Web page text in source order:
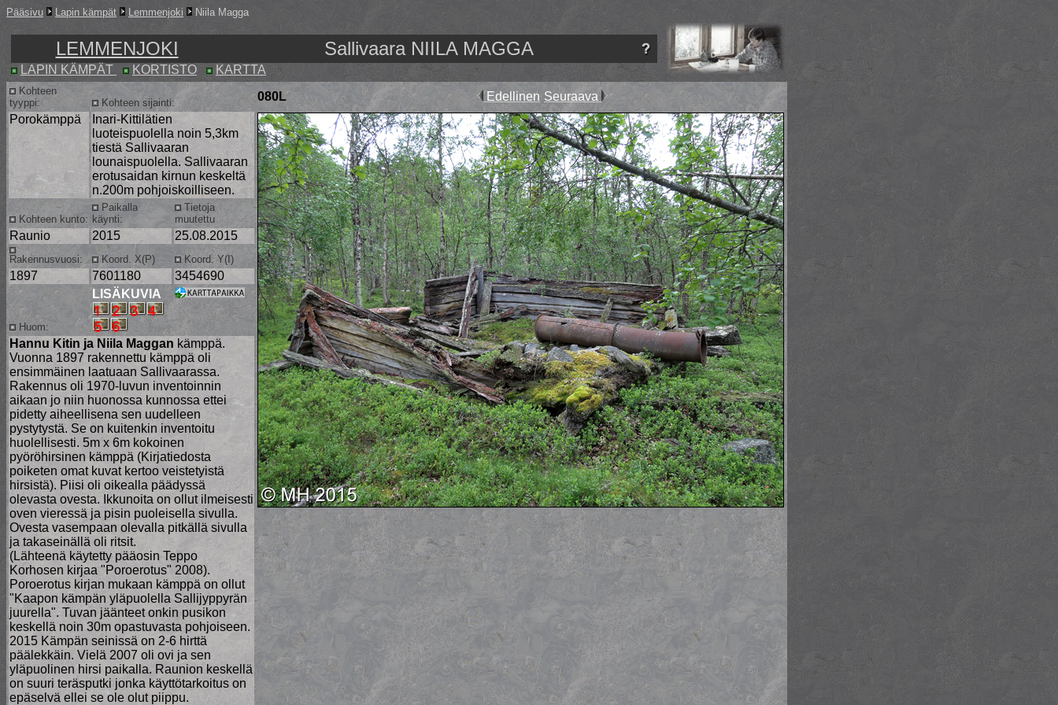
Pääsivu Lapin kämpät Lemmenjoki Niila Magga
LEMMENJOKI Sallivaara NIILA MAGGA
LAPIN KÄMPÄT KORTISTO KARTTA
Kohteen
tyyppi:
Kohteen sijainti: 080L Edellinen Seuraava
Porokämppä
Inari-Kittilätien
luoteispuolella noin 5,3km
tiestä Sallivaaran
lounaispuolella. Sallivaaran
erotusaidan kirnun keskeltä
n.200m pohjoiskoilliseen.
Kohteen kunto:
Paikalla
käynti:
Tietoja
muutettu
Raunio 2015 25.08.2015
Rakennusvuosi: Koord. X(P) Koord. Y(I)
1897 7601180 3454690
Huom:
LISÄKUVIA
Hannu Kitin ja Niila Maggan kämppä.
Vuonna 1897 rakennettu kämppä oli
ensimmäinen laatuaan Sallivaarassa.
Rakennus oli 1970-luvun inventoinnin
aikaan jo niin huonossa kunnossa ettei
pidetty aiheellisena sen uudelleen
pystytystä. Se on kuitenkin inventoitu
huolellisesti. 5m x 6m kokoinen
pyöröhirsinen kämppä (Kirjatiedosta
poiketen omat kuvat kertoo veistetyistä
hirsistä). Piisi oli oikealla päädyssä
olevasta ovesta. Ikkunoita on ollut ilmeisesti
oven vieressä ja pisin puoleisella sivulla.
Ovesta vasempaan olevalla pitkällä sivulla
ja takaseinällä oli ritsit.
(Lähteenä käytetty pääosin Teppo
Korhosen kirjaa "Poroerotus" 2008).
Poroerotus kirjan mukaan kämppä on ollut
"Kaapon kämpän yläpuolella Sallijyppyrän
juurella". Tuvan jäänteet onkin pusikon
keskellä noin 30m opastuvasta pohjoiseen.
2015 Kämpän seinissä on 2-6 hirttä
päälekkäin. Vielä 2007 oli ovi ja sen
yläpuolinen hirsi paikalla. Raunion keskellä
on suuri teräsputki jonka käyttötarkoitus on
epäselvä ellei se ole olut piippu.